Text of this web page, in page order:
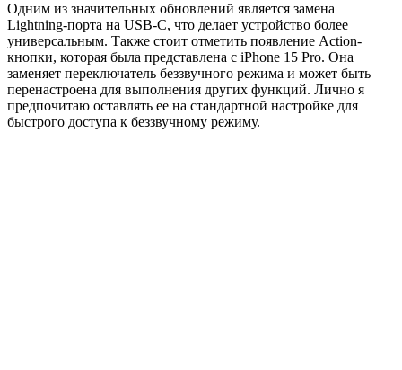
Одним из значительных обновлений является замена
Lightning-порта на USB-C, что делает устройство более
универсальным. Также стоит отметить появление Action-
кнопки, которая была представлена с iPhone 15 Pro. Она
заменяет переключатель беззвучного режима и может быть
перенастроена для выполнения других функций. Лично я
предпочитаю оставлять ее на стандартной настройке для
быстрого доступа к беззвучному режиму.